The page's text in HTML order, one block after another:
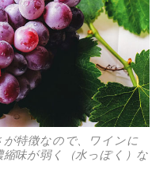
特徴なので、ワインに
味が弱く（水っぽく）な